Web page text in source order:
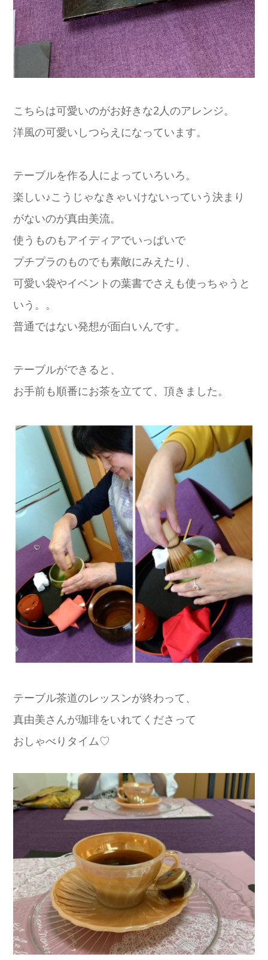
こちらは可愛いのがお好きな2人のアレンジ。
洋風の可愛いしつらえになっています。
テーブルを作る人によっていろいろ。
楽しい♪こうじゃなきゃいけないっていう決まり
がないのが真由美流。
使うものもアイディアでいっぱいで
プチプラのものでも素敵にみえたり、
可愛い袋やイベントの葉書でさえも使っちゃうと
いう。。
普通ではない発想が面白いんです。
テーブルができると、
お手前も順番にお茶を立てて、頂きました。
テーブル茶道のレッスンが終わって、
真由美さんが珈琲をいれてくださって
おしゃべりタイム♡